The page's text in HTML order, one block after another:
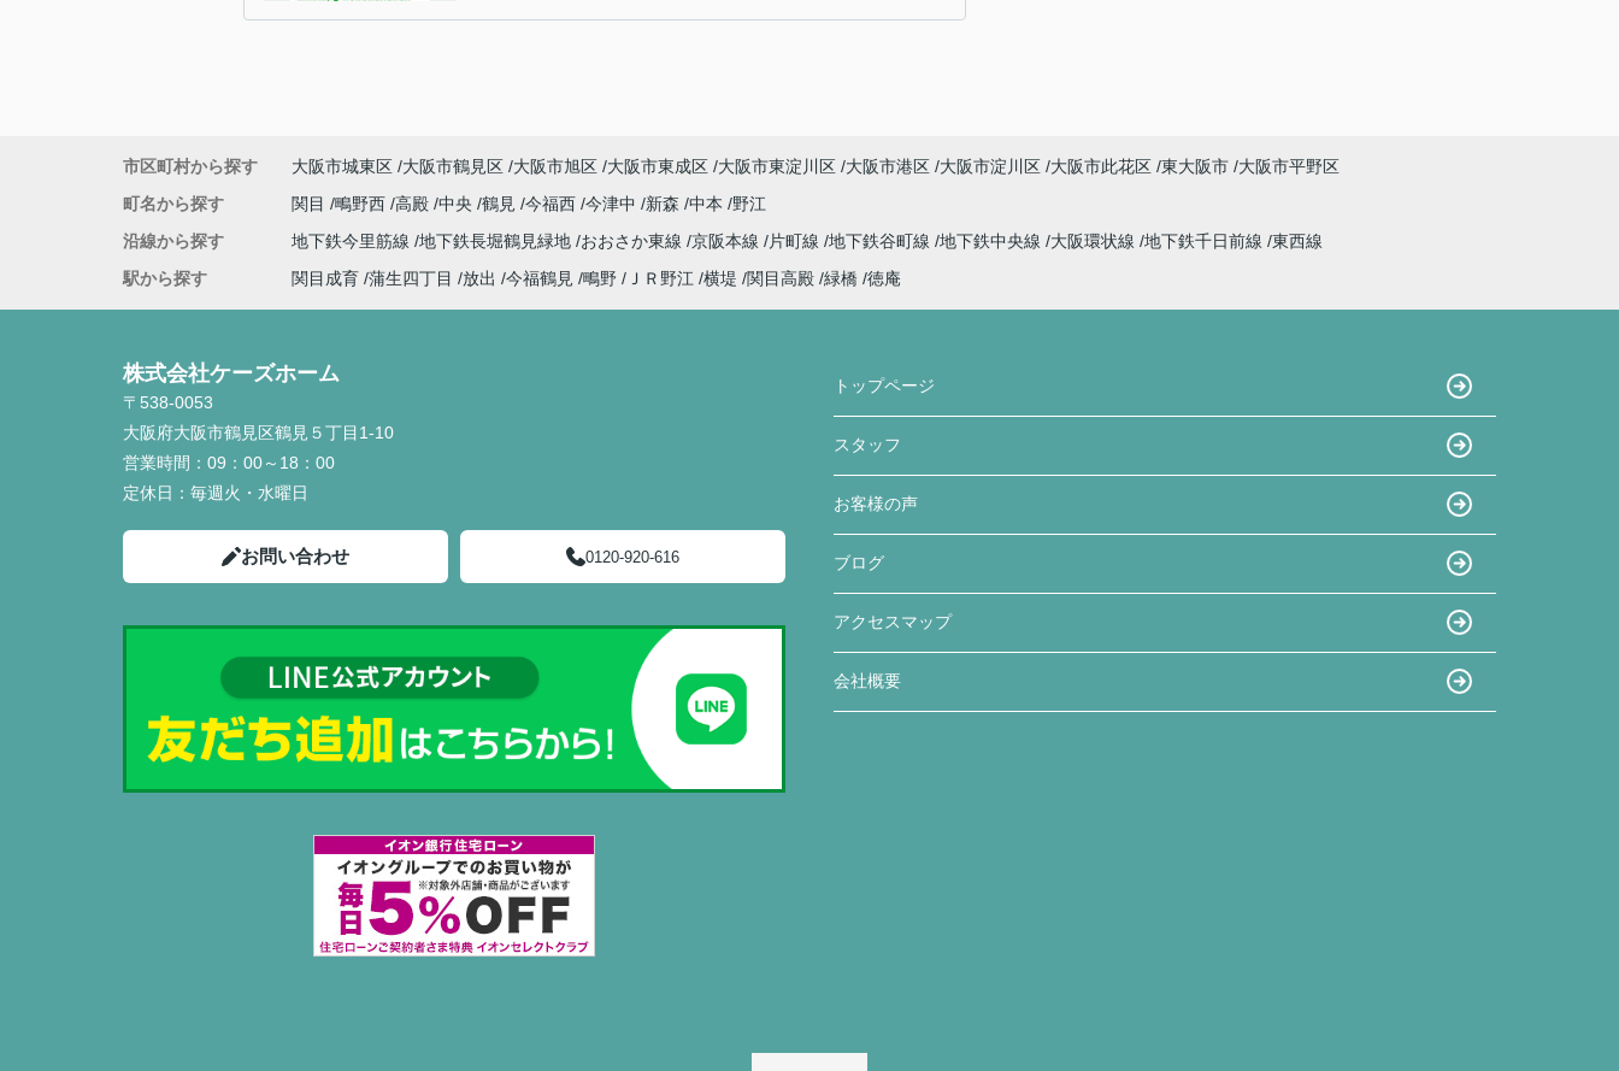
市区町村から探す 大阪市城東区 大阪市鶴見区 大阪市旭区 大阪市東成区 大阪市東淀川区 大阪市港区 大阪市淀川区 大阪市此花区 東大阪市 大阪市平野区
町名から探す
関目 鴫野西 高殿 中央 鶴見 今福西 今津中 新森 中本
野江
沿線から探す
地下鉄今里筋線 地下鉄長堀鶴見緑地 おおさか東線 京阪本線 片町線 地下鉄谷町線 地下鉄中央線 大阪環状線 地下鉄千日前線 東西線
駅から探す
関目成育 蒲生四丁目 放出 今福鶴見 鴫野 ＪＲ野江 横堤 関目高殿 緑橋 徳庵
株式会社ケーズホーム
〒538-0053
大阪府大阪市鶴見区鶴見５丁目1-10
営業時間： 09：00～18：00
定休日： 毎週火・水曜日
お問い合わせ 0120-920-616
トップページ
スタッフ
お客様の声
ブログ
アクセスマップ
会社概要